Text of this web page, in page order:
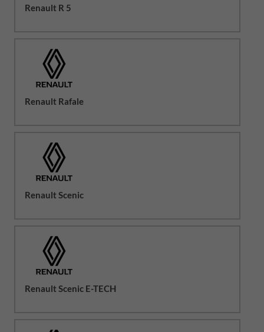
Renault R 5
Renault Rafale
Renault Scenic
Renault Scenic E-TECH